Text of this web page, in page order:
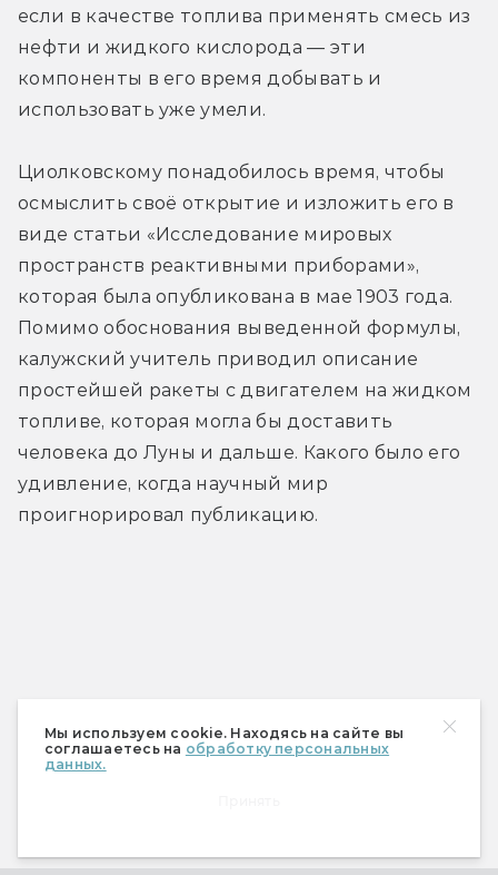
Мы используем cookie. Находясь на сайте вы
соглашаетесь на обработку персональных
данных.
если в качестве топлива применять смесь из
нефти и жидкого кислорода — эти
компоненты в его время добывать и
использовать уже умели.
Циолковскому понадобилось время, чтобы
осмыслить своё открытие и изложить его в
виде статьи «Исследование мировых
пространств реактивными приборами»,
которая была опубликована в мае 1903 года.
Помимо обоснования выведенной формулы,
калужский учитель приводил описание
простейшей ракеты с двигателем на жидком
топливе, которая могла бы доставить
человека до Луны и дальше. Какого было его
удивление, когда научный мир
проигнорировал публикацию.